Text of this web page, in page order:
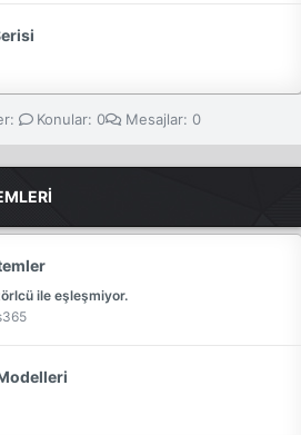
Konular 0 Mesajlar 0
ile eşleşmiyor.